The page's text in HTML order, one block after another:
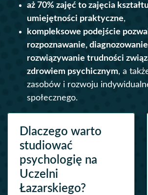
aż 70% zajęć to zajęcia
umiejętności praktyczne,
kompleksowe podejście
rozpoznawanie,
rozwiązywanie trudności
zdrowiem psychicznym, a
zasobów i rozwoju
społecznego.
Dlaczego warto
studiować
psychologię na
Uczelni
Łazarskiego?